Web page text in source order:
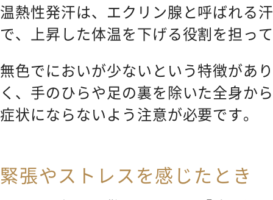
温熱性発汗は、エクリン腺と呼ばれる
で、上昇した体温を下げる役割を担っ
無色でにおいが少ないという特徴があ
く、手のひらや足の裏を除いた全身か
症状にならないよう注意が必要です。
緊張やストレスを感じたとき